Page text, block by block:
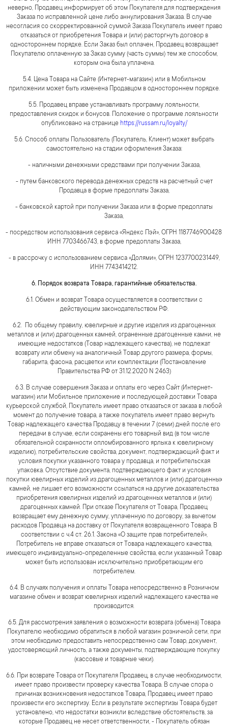
неверно, Продавец информирует об этом Покупателя для подтверждения
Заказа по исправленной цене либо аннулирования Заказа. В случае
несогласия со скорректированной суммой Заказа Покупатель имеет право
отказаться от приобретения Товара и (или) расторгнуть договор в
одностороннем порядке. Если Заказ был оплачен, Продавец возвращает
Покупателю оплаченную за Заказ сумму (часть суммы) тем же способом,
которым она была уплачена.
5.4. Цена Товара на Сайте (Интернет-магазин) или в Мобильном
приложении может быть изменена Продавцом в одностороннем порядке.
5.5. Продавец вправе устанавливать программу лояльности,
предоставления скидок и бонусов. Положение о программе лояльности
опубликовано на странице https://russam.ru/loyalty/
5.6. Способ оплаты Пользователь (Покупатель, Клиент) может выбрать
самостоятельно на стадии оформления Заказа:
- наличными денежными средствами при получении Заказа,
- путем банковского перевода денежных средств на расчетный счет
Продавца в форме предоплаты Заказа,
- банковской картой при получении Заказа или в форме предоплаты
Заказа,
- посредством использования сервиса «Яндекс Пэй», ОГРН 1187746900428,
ИНН 7703466743, в форме предоплаты Заказа,
- в рассрочку с использованием сервиса «Долями», ОГРН 1237700231449,
ИНН 7743414212.
6. Порядок возврата Товара, гарантийные обязательства.
6.1. Обмен и возврат Товара осуществляется в соответствии с
действующим законодательством РФ.
6.2. По общему правилу, ювелирные и другие изделия из драгоценных
металлов и (или) драгоценных камней, ограненные драгоценные камни, не
имеющие недостатков (Товар надлежащего качества), не подлежат
возврату или обмену на аналогичный Товар другого размера, формы,
габарита, фасона, расцветки или комплектации (Постановление
Правительства РФ от 31.12.2020 N 2463)
6.3. В случае совершения Заказа и оплаты его через Сайт (Интернет-
магазин) или Мобильное приложение и последующей доставки Товара
курьерской службой, Покупатель имеет право отказаться от заказа в любой
момент до получение товара, а также покупатель имеет право вернуть
Товар надлежащего качества Продавцу в течении 7 (семи) дней после его
передачи в случае, если сохранены его товарный вид (в том числе
обязательной сохранности опломбированного ярлыка к ювелирному
изделию), потребительские свойства, документ, подтверждающий факт и
условия покупки указанного товара у продавца, и потребительская
упаковка. Отсутствие документа, подтверждающего факт и условия
покупки ювелирных изделий из драгоценных металлов и (или) драгоценных
камней, не лишает его возможности ссылаться на другие доказательства
приобретения ювелирных изделий из драгоценных металлов и (или)
драгоценных камней. При отказе Покупателя от Товара, Продавец
возвращает ему денежную сумму, уплаченную по договору, за вычетом
расходов Продавца на доставку от Покупателя возвращенного Товара. В
соответствии с ч.4 ст. 26.1. Закона «О защите прав потребителей»,
Потребитель не вправе отказаться от Товара надлежащего качества,
имеющего индивидуально-определенные свойства, если указанный Товар
может быть использован исключительно приобретающим его
потребителем.
6.4. В случаях получения и оплаты Товара непосредственно в Розничном
магазине обмен и возврат ювелирных изделий надлежащего качества не
производится.
6.5. Для рассмотрения заявления о возможности возврата (обмена) Товара
Покупателю необходимо обратиться в любой магазин розничной сети, при
этом необходимо предоставить непосредственно сам Товар, документ,
удостоверяющий личность, а также документы, подтверждающие покупку
(кассовые и товарные чеки).
6.6. При возврате Товара от Покупателя Продавец, в случае необходимости,
имеет право произвести проверку качества Товара. В случае спора о
причинах возникновения недостатков Товара, Продавец имеет право
произвести его экспертизу. Если в результате экспертизы Товара будет
установлено, что недостатки возникли вследствие обстоятельств, за
которые Продавец не несет ответственности, - Покупатель обязан